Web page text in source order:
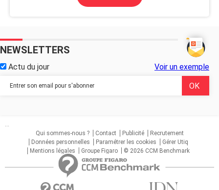
NEWSLETTERS
Actu du jour Voir un exemple
...
Qui sommes-nous ?
Contact Publicité
Recrutement
Données personnelles
Paramétrer les cookies
Gérer Utiq
Mentions légales
Groupe Figaro © 2026 CCM Benchmark